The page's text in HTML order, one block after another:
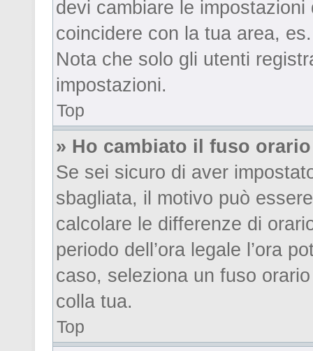
devi cambiare le
coincidere con la tua area,
Nota che solo gli utenti
impostazioni.
Top
» Ho cambiato il fuso
Se sei sicuro di aver
sbagliata, il motivo può
calcolare le differenze di
periodo dell’ora legale l’ora
caso, seleziona un fuso
colla tua.
Top